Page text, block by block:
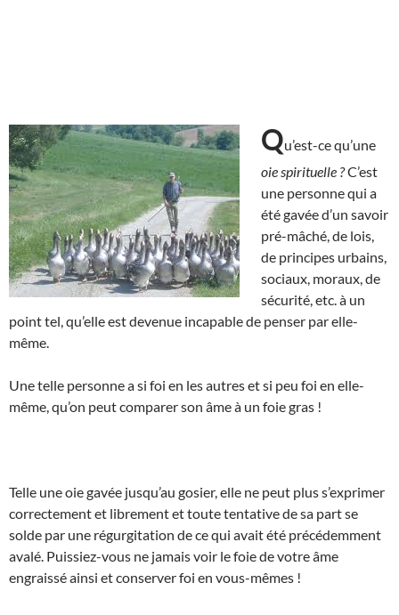
Qu’est-ce qu’une
oie spirituelle ?C’est
une personne qui a
été gavée d’un savoir
pré-mâché, de lois,
de principes urbains,
sociaux, moraux, de
sécurité, etc. à un
point tel, qu’elle est devenue incapable de penser par elle-
même.
Une telle personne a si foi en les autres et si peu foi en elle-
même, qu’on peut comparer son âme à un foie gras !
Telle une oie gavée jusqu’au gosier, elle ne peut plus s’exprimer
correctement et librement et toute tentative de sa part se
solde par une régurgitation de ce qui avait été précédemment
avalé. Puissiez-vous ne jamais voir le foie de votre âme
engraissé ainsi et conserver foi en vous-mêmes !